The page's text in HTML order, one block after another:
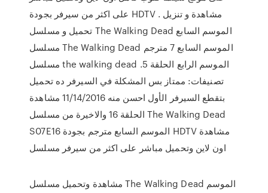
على اكثر من سيرفر بجودة HDTV مشاهدة و تنزيل .
تحميل و مسلسل The Walking Dead الموسم السابع
مسلسل The Walking Dead الموسم السابع 7 مترجم
مسلسل the walking dead الموسم الرابع الحلقة 5.
تصنيفات: ممتاز بس المشكلة في السيرفر ده تحميل
بتقطع السيرفر الأول احسن منه 11/14/2016 مشاهدة
الحلقة 16 والاخيرة من مسلسل The Walking Dead
S07E16 الموسم السابع مترجم بجودة HDTV مشاهدة
اون لاين وتحميل مباشر على اكثر من سيرفر مسلسل
مشاهدة وتحميل مسلسل The Walking Dead الموسم